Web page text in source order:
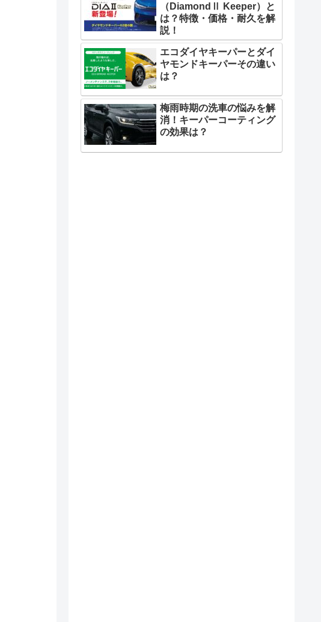
（DiamondⅡ Keeper）と
は？特徴・価格・耐久を解
説！
エコダイヤキーパーとダイ
ヤモンドキーパーその違い
は？
梅雨時期の洗車の悩みを解
消！キーパーコーティング
の効果は？